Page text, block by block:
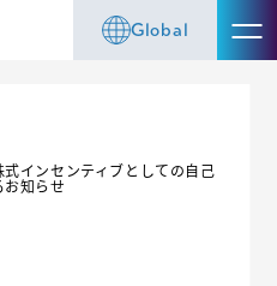
Global
インセンティブとしての自己
知らせ